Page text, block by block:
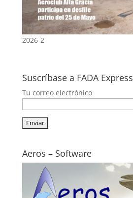
2026-2
Suscríbase a FADA Express
Tu correo electrónico
Aeros – Software